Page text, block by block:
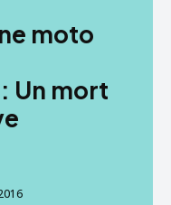
moto
Un mort